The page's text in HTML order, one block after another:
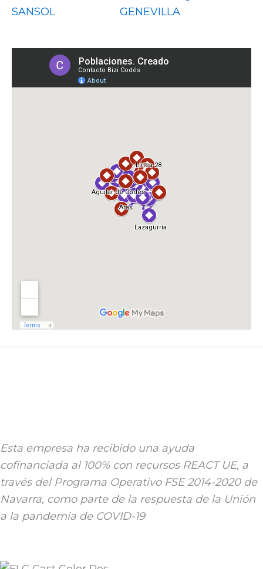
SANSOL
GENEVILLA
Esta empresa ha recibido una ayuda
cofinanciada al 100% con recursos REACT UE, a
través del Programa Operativo FSE 2014-2020 de
Navarra, como parte de la respuesta de la Unión
a la pandemia de COVID-19